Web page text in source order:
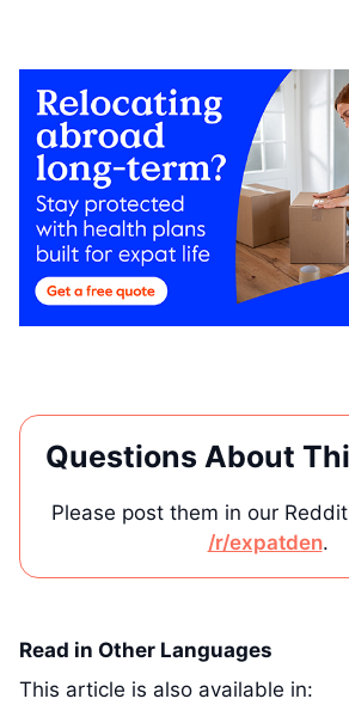
Questions About
Please post them in our
/r/expatden.
Read in Other Languages
This article is also available in: